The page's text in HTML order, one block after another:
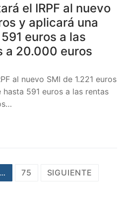
el IRPF al nuevo
y aplicará una
euros a las
a 20.000 euros
al nuevo SMI de 1.221 euros
591 euros a las rentas
… 75 SIGUIENTE